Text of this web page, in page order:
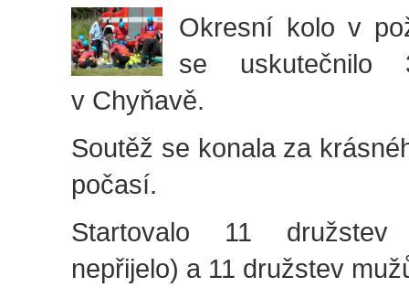
Okresní kolo v
se
v Chyňavě.
Soutěž se konala za
počasí.
Startovalo 11
nepřijelo) a 11 družstev